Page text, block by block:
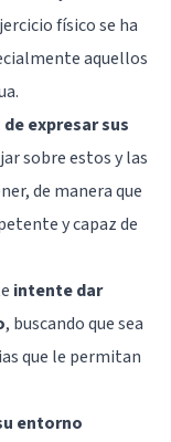
físico se ha
aquellos
expresar sus
sobre estos y las
de manera que
y capaz de
intente dar
, buscando que sea
que le permitan
entorno